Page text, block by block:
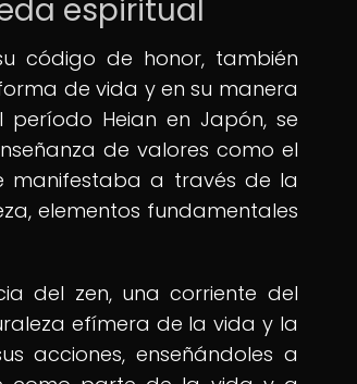
espiritual
código de honor, también
de vida y en su manera
Heian en Japón, se
de valores como el
manifestaba a través de la
elementos fundamentales
del zen, una corriente del
efímera de la vida y la
acciones, enseñándoles a